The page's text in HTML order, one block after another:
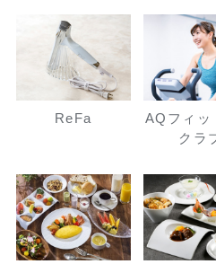
ReFa
AQフィッ
クラ